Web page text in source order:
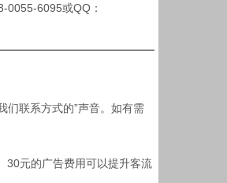
0055-6095或QQ：
们联系方式的”声音。如有需
30元的广告费用可以提升客流